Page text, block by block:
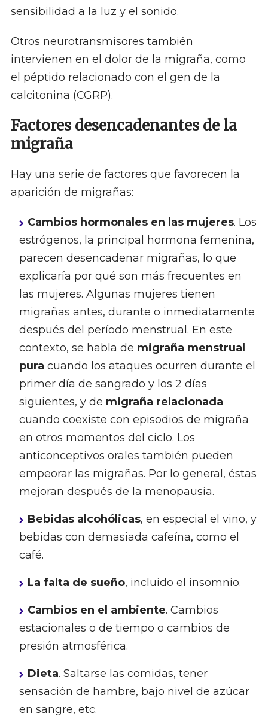
sensibilidad a la luz y el sonido.
Otros neurotransmisores también
intervienen en el dolor de la migraña, como
el péptido relacionado con el gen de la
calcitonina (CGRP).
Factores desencadenantes de la
migraña
Hay una serie de factores que favorecen la
aparición de migrañas:
Cambios hormonales en las mujeres. Los
estrógenos, la principal hormona femenina,
parecen desencadenar migrañas, lo que
explicaría por qué son más frecuentes en
las mujeres. Algunas mujeres tienen
migrañas antes, durante o inmediatamente
después del período menstrual. En este
contexto, se habla de migraña menstrual
pura cuando los ataques ocurren durante el
primer día de sangrado y los 2 días
siguientes, y de migraña relacionada
cuando coexiste con episodios de migraña
en otros momentos del ciclo. Los
anticonceptivos orales también pueden
empeorar las migrañas. Por lo general, éstas
mejoran después de la menopausia.
Bebidas alcohólicas, en especial el vino, y
bebidas con demasiada cafeína, como el
café.
La falta de sueño, incluido el insomnio.
Cambios en el ambiente. Cambios
estacionales o de tiempo o cambios de
presión atmosférica.
Dieta. Saltarse las comidas, tener
sensación de hambre, bajo nivel de azúcar
en sangre, etc.